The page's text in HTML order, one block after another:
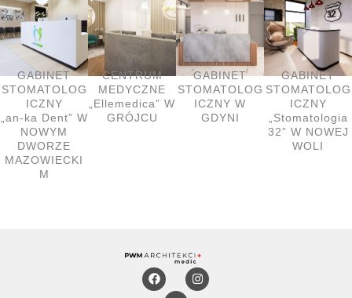
GABINET
STOMATOLOG
ICZNY
„an-ka Dent” W
NOWYM
DWORZE
MAZOWIECKI
M
CENTRUM
MEDYCZNE
„Ellemedica” W
GRÓJCU
GABINET
STOMATOLOG
ICZNY W
GDYNI
GABINET
STOMATOLOG
ICZNY
„Stomatologia
32” W NOWEJ
WOLI
F
a
I
n